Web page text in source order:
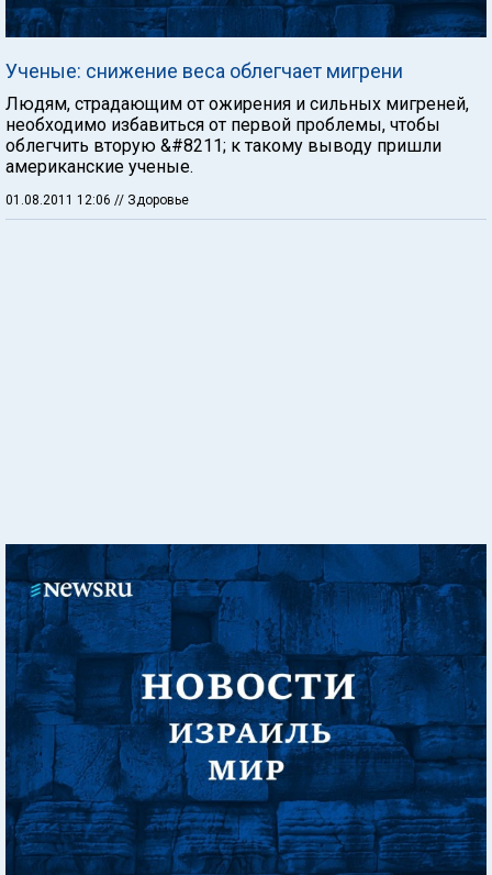
Ученые: снижение веса облегчает мигрени
Людям, страдающим от ожирения и сильных мигреней,
необходимо избавиться от первой проблемы, чтобы
облегчить вторую &#8211; к такому выводу пришли
американские ученые.
01.08.2011 12:06 // Здоровье